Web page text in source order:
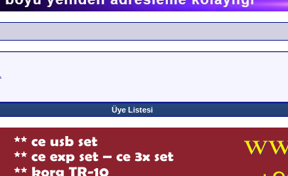
Üye Listesi